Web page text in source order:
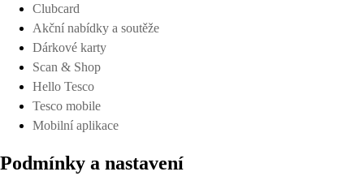
Clubcard
Akční nabídky a soutěže
Dárkové karty
Scan & Shop
Hello Tesco
Tesco mobile
Mobilní aplikace
Podmínky a nastavení